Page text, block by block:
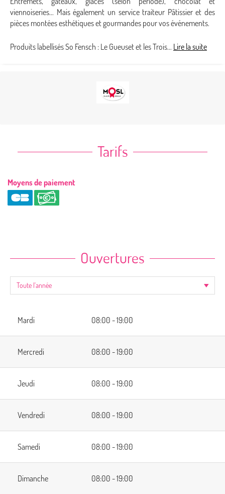
viennoiseries... Mais également un service traiteur Pâtissier et des
pièces montées esthétiques et gourmandes pour vos événements.
Produits labellisés So Fensch : Le Gueuset et les Trois... Lire la suite
Tarifs
Moyens de paiement
Ouvertures
Mardi 08:00 - 19:00
Mercredi 08:00 - 19:00
Jeudi 08:00 - 19:00
Vendredi 08:00 - 19:00
Samedi 08:00 - 19:00
Dimanche 08:00 - 19:00